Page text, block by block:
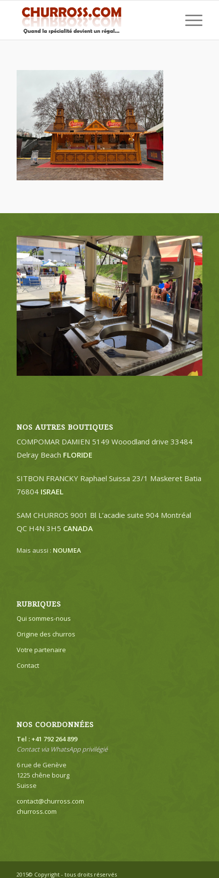
NOS AUTRES BOUTIQUES
COMPOMAR DAMIEN 5149 Wooodland drive 33484
Delray Beach FLORIDE
SITBON FRANCKY Raphael Suissa 23/1 Maskeret Batia
76804 ISRAEL
SAM CHURROS 9001 Bl L’acadie suite 904 Montréal
QC H4N 3H5 CANADA
Mais aussi : NOUMEA
RUBRIQUES
Qui sommes-nous
Origine des churros
Votre partenaire
Contact
NOS COORDONNÉES
Tel : +41 792 264 899
Contact via WhatsApp privilégié
6 rue de Genève
1225 chêne bourg
Suisse
contact@churross.com
churross.com
2015© Copyright - tous droits réservés